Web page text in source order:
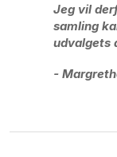
Jeg vil
samling
udvalgets
-